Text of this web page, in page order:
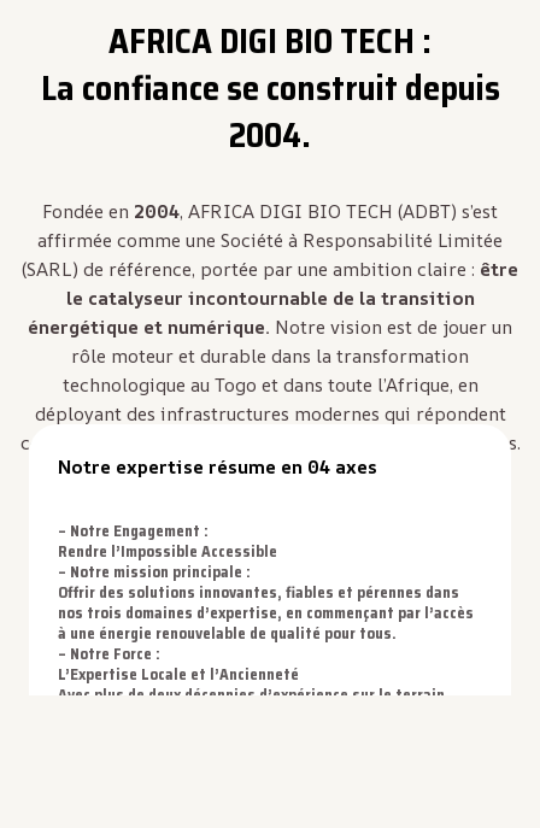
AFRICA DIGI BIO TECH :
La confiance se construit depuis
2004.
Fondée en 2004, AFRICA DIGI BIO TECH (ADBT) s’est
affirmée comme une Société à Responsabilité Limitée
(SARL) de référence, portée par une ambition claire : être
le catalyseur incontournable de la transition
énergétique et numérique. Notre vision est de jouer un
rôle moteur et durable dans la transformation
technologique au Togo et dans toute l’Afrique, en
déployant des infrastructures modernes qui répondent
concrètement aux défis de développement de nos régions.
Notre expertise résume en 04 axes
– Notre Engagement :
Rendre l’Impossible Accessible
– Notre mission principale :
Offrir des solutions innovantes, fiables et pérennes dans
nos trois domaines d’expertise, en commençant par l’accès
à une énergie renouvelable de qualité pour tous.
– Notre Force :
L’Expertise Locale et l’Ancienneté
Avec plus de deux décennies d’expérience sur le terrain,